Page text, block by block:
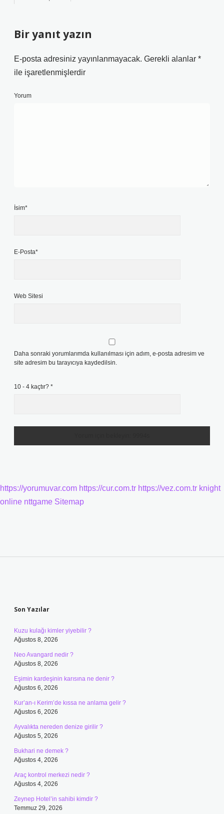
Bir yanıt yazın
E-posta adresiniz yayınlanmayacak. Gerekli alanlar *
ile işaretlenmişlerdir
Yorum
İsim*
E-Posta*
Web Sitesi
Daha sonraki yorumlarımda kullanılması için adım, e-posta adresim ve
site adresim bu tarayıcıya kaydedilsin.
10 - 4 kaçtır? *
https://yorumuvar.com https://cur.com.tr https://vez.com.tr knight
online nttgame Sitemap
Son Yazılar
Kuzu kulağı kimler yiyebilir ?
Ağustos 8, 2026
Neo Avangard nedir ?
Ağustos 8, 2026
Eşimin kardeşinin karısına ne denir ?
Ağustos 6, 2026
Kur’an-ı Kerim’de kıssa ne anlama gelir ?
Ağustos 6, 2026
Ayvalıkta nereden denize girilir ?
Ağustos 5, 2026
Bukhari ne demek ?
Ağustos 4, 2026
Araç kontrol merkezi nedir ?
Ağustos 4, 2026
Zeynep Hotel’in sahibi kimdir ?
Temmuz 29, 2026